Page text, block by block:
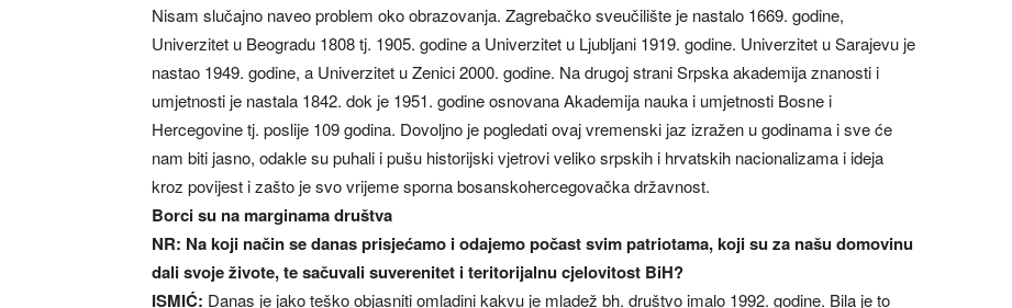
Nisam slučajno naveo problem oko obrazovanja. Zagrebačko sveučilište je nastalo 1669. godine,
Univerzitet u Beogradu 1808 tj. 1905. godine a Univerzitet u Ljubljani 1919. godine. Univerzitet u Sarajevu je
nastao 1949. godine, a Univerzitet u Zenici 2000. godine. Na drugoj strani Srpska akademija znanosti i
umjetnosti je nastala 1842. dok je 1951. godine osnovana Akademija nauka i umjetnosti Bosne i
Hercegovine tj. poslije 109 godina. Dovoljno je pogledati ovaj vremenski jaz izražen u godinama i sve će
nam biti jasno, odakle su puhali i pušu historijski vjetrovi veliko srpskih i hrvatskih nacionalizama i ideja
kroz povijest i zašto je svo vrijeme sporna bosanskohercegovačka državnost.
Borci su na marginama društva
NR: Na koji način se danas prisjećamo i odajemo počast svim patriotama, koji su za našu domovinu
dali svoje živote, te sačuvali suverenitet i teritorijalnu cjelovitost BiH?
ISMIĆ: Danas je jako teško objasniti omladini kakvu je mladež bh. društvo imalo 1992. godine. Bila je to